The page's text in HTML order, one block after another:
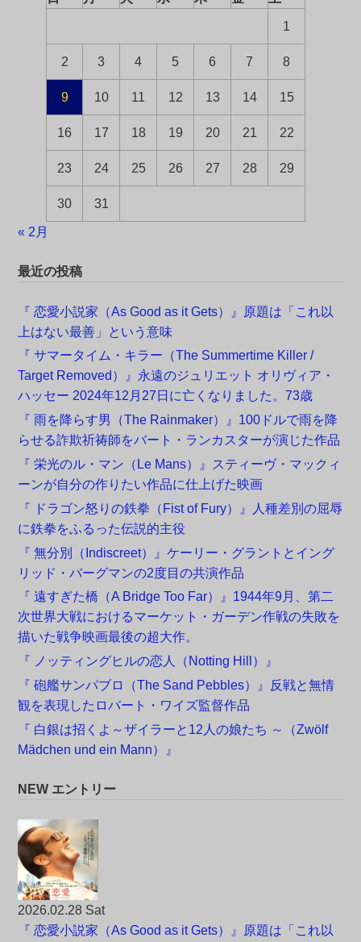
1
2 3 4 5 6 7 8
9 10 11 12 13 14 15
16 17 18 19 20 21 22
23 24 25 26 27 28 29
30 31
« 2月
最近の投稿
『 恋愛小説家（As Good as it Gets）』原題は「これ以
上はない最善」という意味
『 サマータイム・キラー（The Summertime Killer /
Target Removed）』永遠のジュリエット オリヴィア・
ハッセー 2024年12月27日に亡くなりました。73歳
『 雨を降らす男（The Rainmaker）』100ドルで雨を降
らせる詐欺祈祷師をバート・ランカスターが演じた作品
『 栄光のル・マン（Le Mans）』スティーヴ・マックィ
ーンが自分の作りたい作品に仕上げた映画
『 ドラゴン怒りの鉄拳（Fist of Fury）』人種差別の屈辱
に鉄拳をふるった伝説的主役
『 無分別（Indiscreet）』ケーリー・グラントとイング
リッド・バーグマンの2度目の共演作品
『 遠すぎた橋（A Bridge Too Far）』1944年9月、第二
次世界大戦におけるマーケット・ガーデン作戦の失敗を
描いた戦争映画最後の超大作。
『 ノッティングヒルの恋人（Notting Hill）』
『 砲艦サンパブロ（The Sand Pebbles）』反戦と無情
観を表現したロバート・ワイズ監督作品
『 白銀は招くよ～ザイラーと12人の娘たち ～（Zwölf
Mädchen und ein Mann）』
NEW エントリー
2026.02.28 Sat
『 恋愛小説家（As Good as it Gets）』原題は「これ以